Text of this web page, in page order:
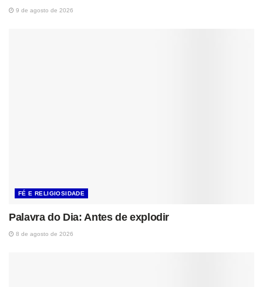
9 de agosto de 2026
FÉ E RELIGIOSIDADE
Palavra do Dia: Antes de explodir
8 de agosto de 2026